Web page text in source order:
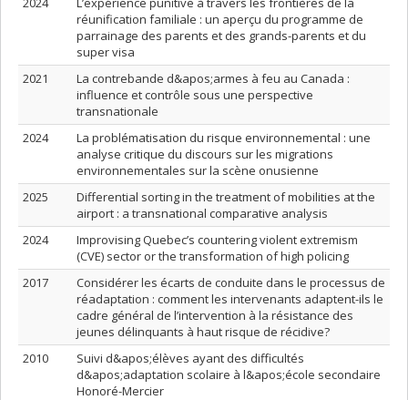
réunification familiale : un aperçu du programme de
parrainage des parents et des grands-parents et du
super visa
2021
La contrebande d&apos;armes à feu au Canada :
influence et contrôle sous une perspective
transnationale
2024
La problématisation du risque environnemental : une
analyse critique du discours sur les migrations
environnementales sur la scène onusienne
2025
Differential sorting in the treatment of mobilities at the
airport : a transnational comparative analysis
2024
Improvising Quebec’s countering violent extremism
(CVE) sector or the transformation of high policing
2017
Considérer les écarts de conduite dans le processus de
réadaptation : comment les intervenants adaptent-ils le
cadre général de l’intervention à la résistance des
jeunes délinquants à haut risque de récidive?
2010
Suivi d&apos;élèves ayant des difficultés
d&apos;adaptation scolaire à l&apos;école secondaire
Honoré-Mercier